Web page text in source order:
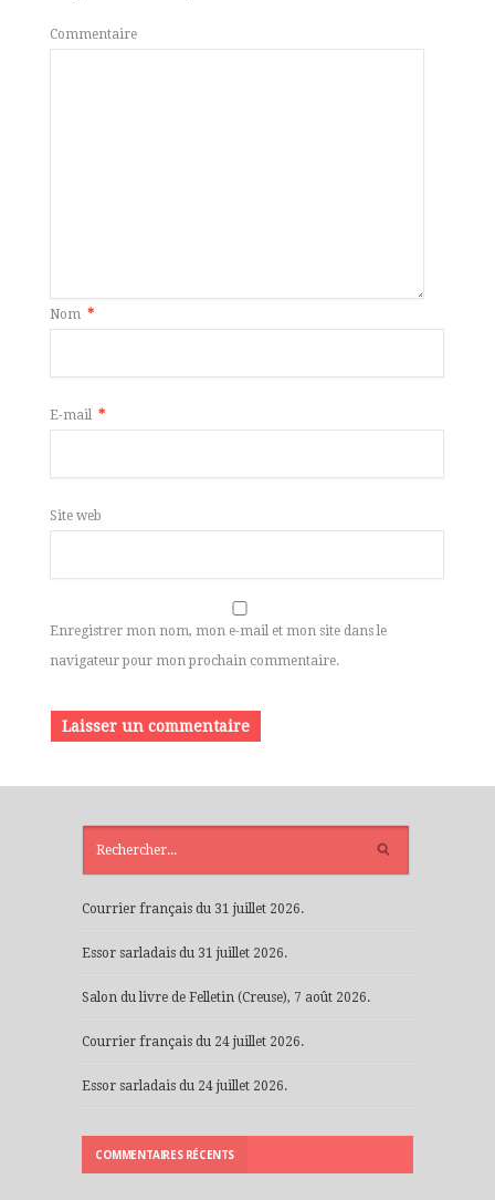
Commentaire
Nom *
E-mail *
Site web
Enregistrer mon nom, mon e-mail et mon site dans le
navigateur pour mon prochain commentaire.
Courrier français du 31 juillet 2026.
Essor sarladais du 31 juillet 2026.
Salon du livre de Felletin (Creuse), 7 août 2026.
Courrier français du 24 juillet 2026.
Essor sarladais du 24 juillet 2026.
COMMENTAIRES RÉCENTS